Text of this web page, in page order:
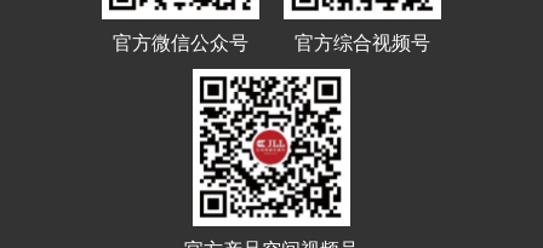
官方微信公众号 官方综合视频号